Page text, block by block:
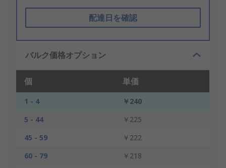
配達日を確認
バルク価格オプション
個 単価
1 - 4
￥240
5 - 44
￥225
45 - 59
￥222
60 - 79
￥218